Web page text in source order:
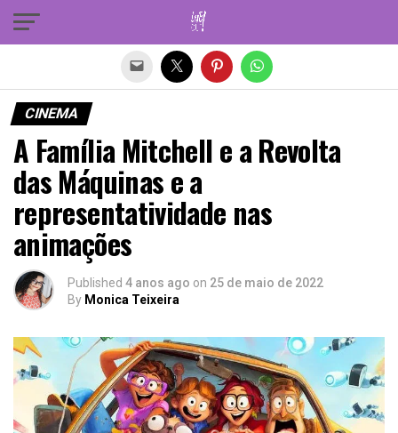
CINEMA
A Família Mitchell e a Revolta
das Máquinas e a
representatividade nas
animações
Published 4 anos ago on 25 de maio de 2022
By Monica Teixeira
Sair da versão mobile